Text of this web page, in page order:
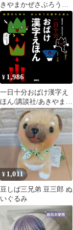
きやまかぜさぶろう
（ボードブック）
¥ 1,986
一日十分おばけ漢字え
ほん/講談社/あきやまか
ぜさぶろう（単行本）
¥ 1,011
豆しば三兄弟 豆三郎 ぬ
いぐるみ